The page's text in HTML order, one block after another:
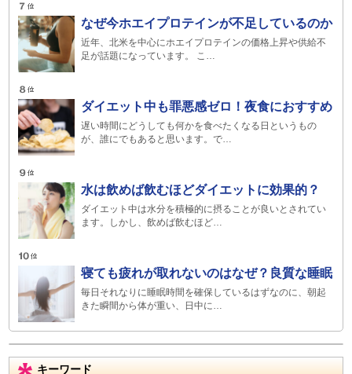
なぜ今ホエイプロテインが不足しているのか
近年、北米を中心にホエイプロテインの価格上昇や供給不
足が話題になっています。 こ…
ダイエット中も罪悪感ゼロ！夜食におすすめ
遅い時間にどうしても何かを食べたくなる日というもの
が、誰にでもあると思います。で…
水は飲めば飲むほどダイエットに効果的？
ダイエット中は水分を積極的に摂ることが良いとされてい
ます。しかし、飲めば飲むほど…
寝ても疲れが取れないのはなぜ？良質な睡眠
毎日それなりに睡眠時間を確保しているはずなのに、朝起
きた瞬間から体が重い、日中に…
キーワード